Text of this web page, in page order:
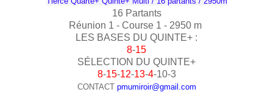
16 Partants
Réunion 1 - Course 1 - 2950 m
LES BASES DU QUINTE+ :
8-15
SÉLECTION DU QUINTE+
8-15-12-13-4-10-3
CONTACT pmumiroir@gmail.com